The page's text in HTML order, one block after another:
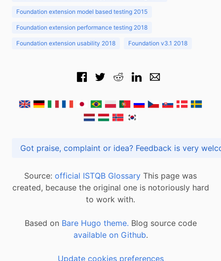
Foundation extension model based testing 2015
Foundation extension performance testing 2018
Foundation extension usability 2018 Foundation v3.1 2018
Got praise, complaint or idea? Feedback is
Source: official ISTQB Glossary This page was
created, because the original one is notoriously hard
to work with.
Based on Bare Hugo theme. Blog source code
available on Github.
Update cookies preferences